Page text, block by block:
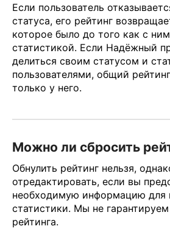
Если пользователь
статуса, его рейтинг
которое было до того как с
статистикой. Если Надёжный
делиться своим статусом и
пользователями, общий
только у него.
Можно ли сбросить
Обнулить рейтинг нельзя,
отредактировать, если вы
необходимую информацию для
статистики. Мы не
рейтинга.